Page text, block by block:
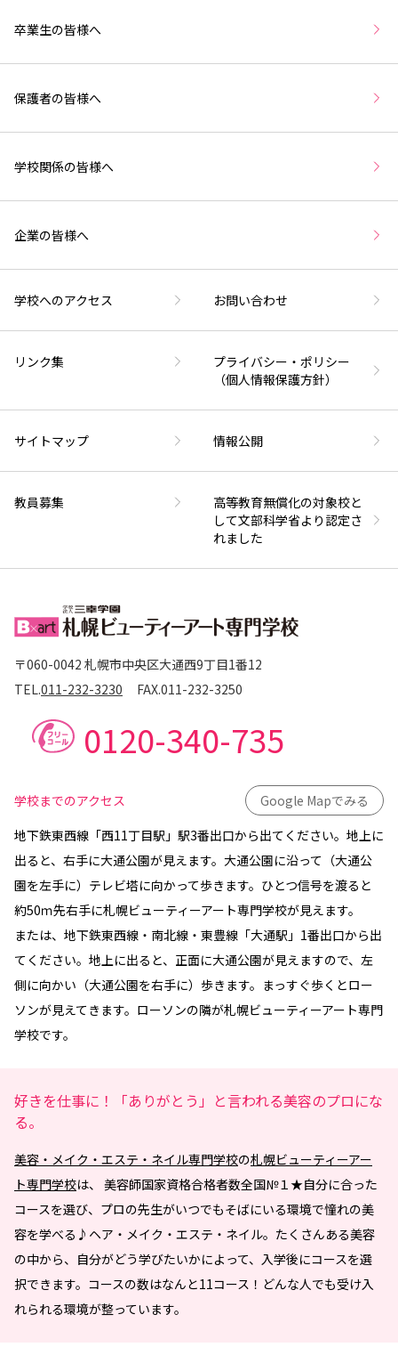
卒業生の皆様へ
保護者の皆様へ
学校関係の皆様へ
企業の皆様へ
学校へのアクセス お問い合わせ
リンク集
プライバシー・ポリシー
（個人情報保護方針）
サイトマップ 情報公開
教員募集
高等教育無償化の対象校と
して文部科学省より認定さ
れました
〒060-0042 札幌市中央区大通西9丁目1番12
TEL.011-232-3230 FAX.011-232-3250
0120-340-735
学校までのアクセス
Google Mapでみる
地下鉄東西線「西11丁目駅」駅3番出口から出てください。地上に
出ると、右手に大通公園が見えます。大通公園に沿って（大通公
園を左手に）テレビ塔に向かって歩きます。ひとつ信号を渡ると
約50ｍ先右手に札幌ビューティーアート専門学校が見えます。
または、地下鉄東西線・南北線・東豊線「大通駅」1番出口から出
てください。地上に出ると、正面に大通公園が見えますので、左
側に向かい（大通公園を右手に）歩きます。まっすぐ歩くとロー
ソンが見えてきます。ローソンの隣が札幌ビューティーアート専門
学校です。
好きを仕事に！「ありがとう」と言われる美容のプロにな
る。
美容・メイク・エステ・ネイル専門学校の札幌ビューティーアー
ト専門学校は、 美容師国家資格合格者数全国№１★自分に合った
コースを選び、プロの先生がいつでもそばにいる環境で憧れの美
容を学べる♪ヘア・メイク・エステ・ネイル。たくさんある美容
の中から、自分がどう学びたいかによって、入学後にコースを選
択できます。コースの数はなんと11コース！どんな人でも受け入
れられる環境が整っています。